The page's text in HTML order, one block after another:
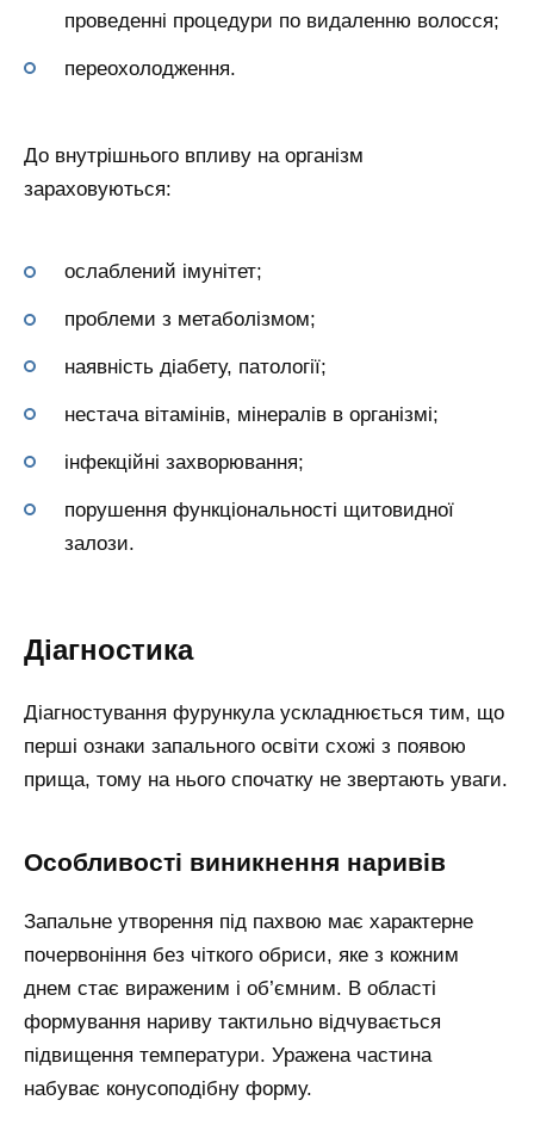
проведенні процедури по видаленню волосся;
переохолодження.
До внутрішнього впливу на організм
зараховуються:
ослаблений імунітет;
проблеми з метаболізмом;
наявність діабету, патології;
нестача вітамінів, мінералів в організмі;
інфекційні захворювання;
порушення функціональності щитовидної
залози.
Діагностика
Діагностування фурункула ускладнюється тим, що
перші ознаки запального освіти схожі з появою
прища, тому на нього спочатку не звертають уваги.
Особливості виникнення наривів
Запальне утворення під пахвою має характерне
почервоніння без чіткого обриси, яке з кожним
днем стає вираженим і об’ємним. В області
формування нариву тактильно відчувається
підвищення температури. Уражена частина
набуває конусоподібну форму.